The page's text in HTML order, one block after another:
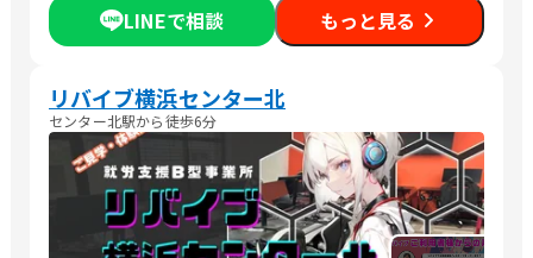
LINEで相談 もっと見る
リバイブ横浜センター北
センター北駅から徒歩6分